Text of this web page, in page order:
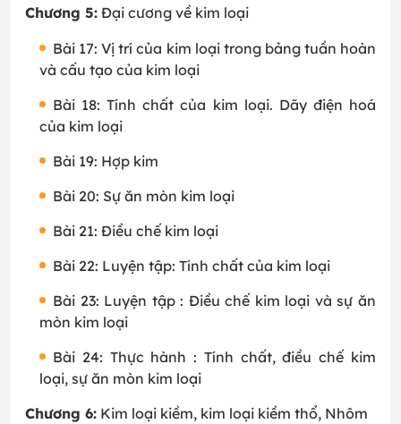
Chương 5: Đại cương về kim loại
Bài 17: Vị trí của kim loại trong bảng tuần hoàn
và cấu tạo của kim loại
Bài 18: Tính chất của kim loại. Dãy điện hoá
của kim loại
Bài 19: Hợp kim
Bài 20: Sự ăn mòn kim loại
Bài 21: Điều chế kim loại
Bài 22: Luyện tập: Tính chất của kim loại
Bài 23: Luyện tập : Điều chế kim loại và sự ăn
mòn kim loại
Bài 24: Thực hành : Tính chất, điều chế kim
loại, sự ăn mòn kim loại
Chương 6: Kim loại kiềm, kim loại kiềm thổ, Nhôm